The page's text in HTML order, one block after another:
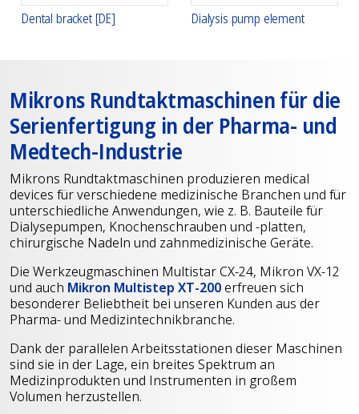
Dental bracket [DE] Dialysis pump element
Mikrons Rundtakt­maschinen für die
Serienfertigung in der Pharma- und
Medtech-Industrie
Mikrons Rundtaktmaschinen produzieren medical
devices für verschiedene medizinische Branchen und für
unterschiedliche Anwendungen, wie z. B. Bauteile für
Dialysepumpen, Knochenschrauben und -platten,
chirurgische Nadeln und zahnmedizinische Geräte.
Die Werkzeugmaschinen Multistar CX-24, Mikron VX-12
und auch Mikron Multistep XT-200erfreuen sich
besonderer Beliebtheit bei unseren Kunden aus der
Pharma- und Medizintechnikbranche.
Dank der parallelen Arbeitsstationen dieser Maschinen
sind sie in der Lage, ein breites Spektrum an
Medizinprodukten und Instrumenten in großem
Volumen herzustellen.